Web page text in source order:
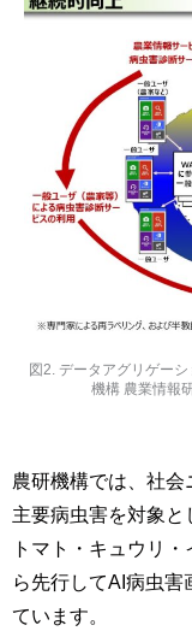
図2. データアグリゲー
機構 農業情報
農研機構では、社
主要病虫害を対象と
トマト・キュウリ
ら先行してAI病虫害
ています。